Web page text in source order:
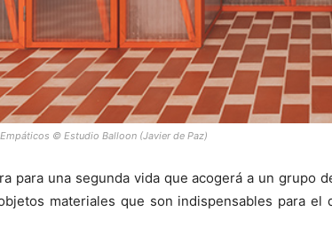
© Estudio Balloon (Javier de Paz)
para una segunda vida que acogerá a un grupo
materiales que son indispensables para el